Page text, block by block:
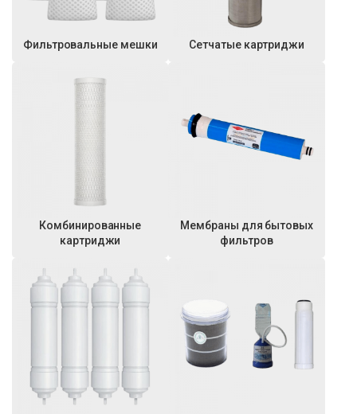
Фильтровальные мешки Сетчатые картриджи
Комбинированные
картриджи
Мембраны для бытовых
фильтров